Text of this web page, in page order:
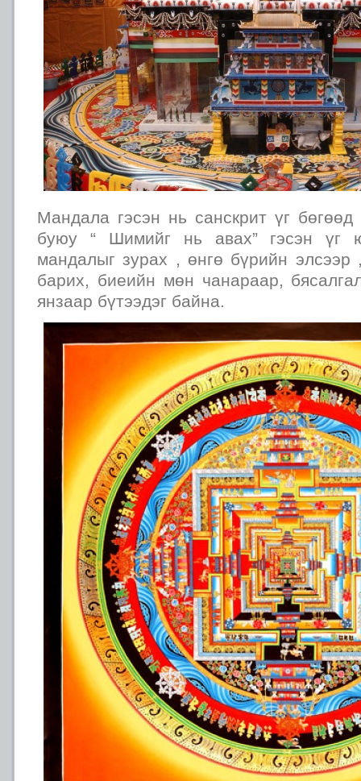
Мандала гэсэн нь санскрит үг бөгөөд
буюу “ Шимийг нь авах” гэсэн үг
мандалыг зурах , өнгө бүрийн элсээр
барих, биеийн мөн чанараар,
янзаар бүтээдэг байна.